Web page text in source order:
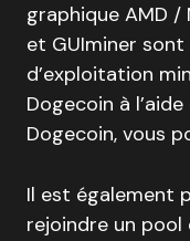
graphique AMD /
et GUIminer
d’exploitation
Dogecoin à
Dogecoin, vous
Il est également
rejoindre un pool